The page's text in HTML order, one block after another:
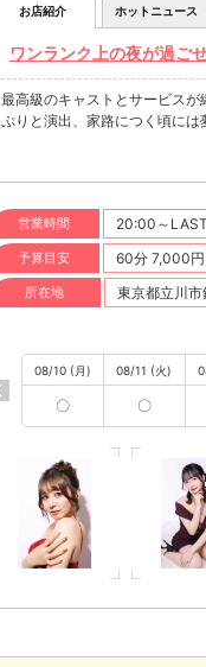
お店紹介 ホットニュース
ワンランク上の夜が過ご
最高級のキャストとサービス
ぷりと演出、家路につく頃には
営業時間 20:00～LAST
予算目安 60分 7,000円
所在地 東京都立川
08/10 (月)
〇
08/11 (火)
〇